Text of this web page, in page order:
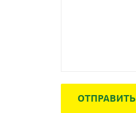
ОТПРАВИТЬ